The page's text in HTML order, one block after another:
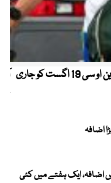
کیریبین پریمیئر لیگ ، قومی کرکٹرز کو این او سی 19 اگست کو جاری
اضافہ، ایک ہفتے میں کئی